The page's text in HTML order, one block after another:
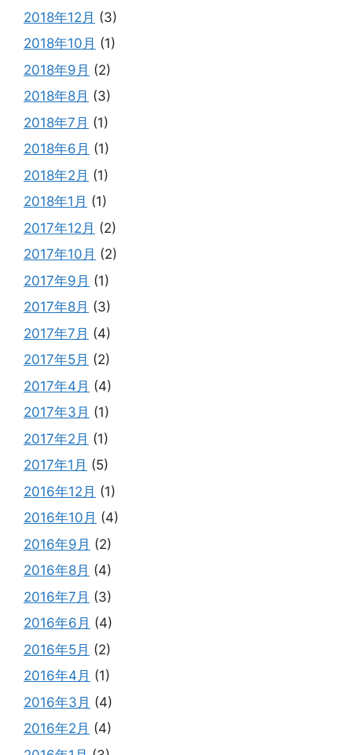
2018年12月 (3)
2018年10月 (1)
2018年9月 (2)
2018年8月 (3)
2018年7月 (1)
2018年6月 (1)
2018年2月 (1)
2018年1月 (1)
2017年12月 (2)
2017年10月 (2)
2017年9月 (1)
2017年8月 (3)
2017年7月 (4)
2017年5月 (2)
2017年4月 (4)
2017年3月 (1)
2017年2月 (1)
2017年1月 (5)
2016年12月 (1)
2016年10月 (4)
2016年9月 (2)
2016年8月 (4)
2016年7月 (3)
2016年6月 (4)
2016年5月 (2)
2016年4月 (1)
2016年3月 (4)
2016年2月 (4)